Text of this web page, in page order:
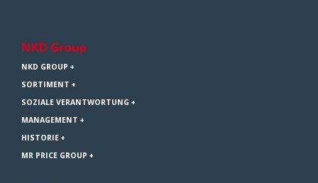
NKD Group
NKD GROUP
SORTIMENT
SOZIALE VERANTWORTUNG
MANAGEMENT
HISTORIE
MR PRICE GROUP